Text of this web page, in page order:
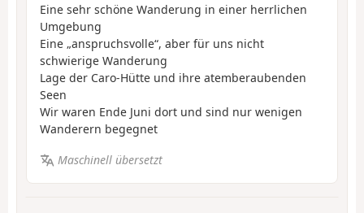
Eine sehr schöne Wanderung in einer herrlichen
Umgebung
Eine „anspruchsvolle“, aber für uns nicht
schwierige Wanderung
Lage der Caro-Hütte und ihre atemberaubenden
Seen
Wir waren Ende Juni dort und sind nur wenigen
Wanderern begegnet
Maschinell übersetzt